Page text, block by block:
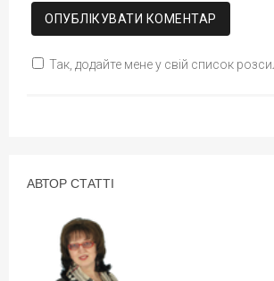
Так, додайте мене у свій список
АВТОР СТАТТІ